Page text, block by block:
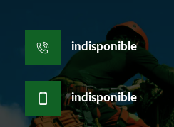
indisponible
indisponible